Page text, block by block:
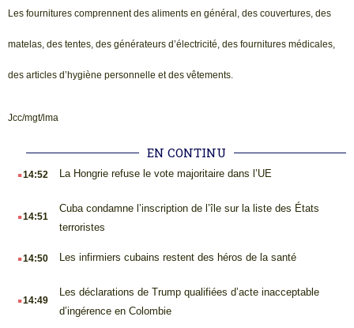
Les fournitures comprennent des aliments en général, des couvertures, des
matelas, des tentes, des générateurs d’électricité, des fournitures médicales,
des articles d’hygiène personnelle et des vêtements.
Jcc/mgt/lma
EN CONTINU
.14:52 La Hongrie refuse le vote majoritaire dans l’UE
.14:51
Cuba condamne l’inscription de l’île sur la liste des États
terroristes
.14:50 Les infirmiers cubains restent des héros de la santé
.14:49
Les déclarations de Trump qualifiées d’acte inacceptable
d’ingérence en Colombie